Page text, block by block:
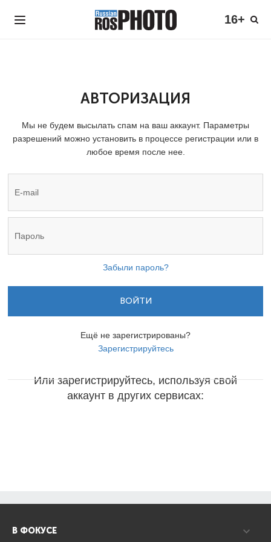
16+
АВТОРИЗАЦИЯ
Мы не будем высылать спам на ваш аккаунт. Параметры
разрешений можно установить в процессе регистрации или в
любое время после нее.
Забыли пароль?
ВОЙТИ
Ещё не зарегистрированы?
Зарегистрируйтесь
Или зарегистрируйтесь, используя свой
аккаунт в других сервисах:
В ФОКУСЕ